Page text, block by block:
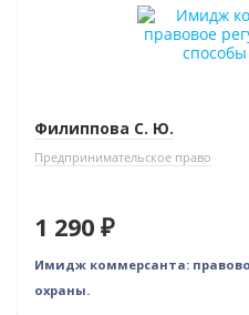
Филиппова С. Ю.
Предпринимательское право
1 290 ₽
Имидж коммерсанта:
охраны.